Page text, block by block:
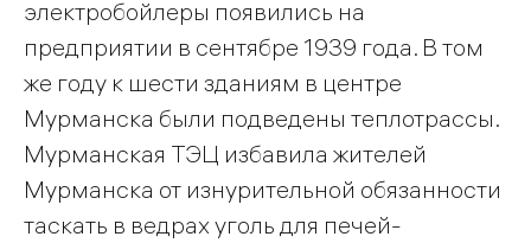
электробойлеры появились на
предприятии в сентябре 1939 года. В том
же году к шести зданиям в центре
Мурманска были подведены теплотрассы.
Мурманская ТЭЦ избавила жителей
Мурманска от изнурительной обязанности
таскать в ведрах уголь для печей-